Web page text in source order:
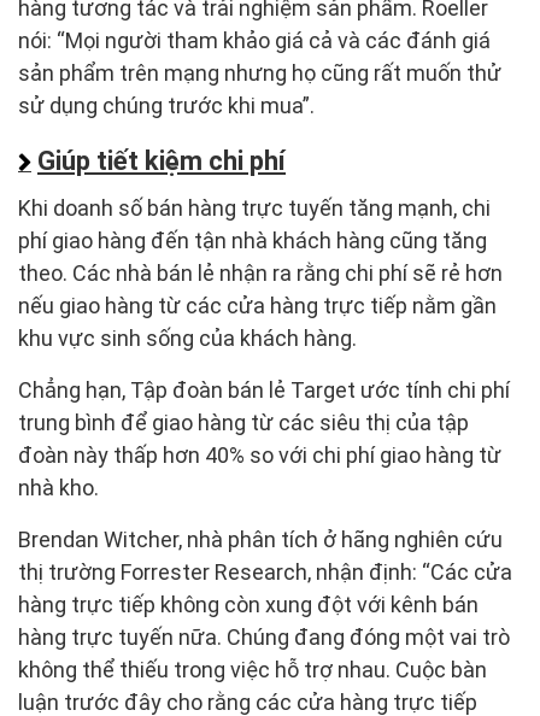
hàng tương tác và trải nghiệm sản phẩm. Roeller
nói: “Mọi người tham khảo giá cả và các đánh giá
sản phẩm trên mạng nhưng họ cũng rất muốn thử
sử dụng chúng trước khi mua”.
Giúp tiết kiệm chi phí
Khi doanh số bán hàng trực tuyến tăng mạnh, chi
phí giao hàng đến tận nhà khách hàng cũng tăng
theo. Các nhà bán lẻ nhận ra rằng chi phí sẽ rẻ hơn
nếu giao hàng từ các cửa hàng trực tiếp nằm gần
khu vực sinh sống của khách hàng.
Chẳng hạn, Tập đoàn bán lẻ Target ước tính chi phí
trung bình để giao hàng từ các siêu thị của tập
đoàn này thấp hơn 40% so với chi phí giao hàng từ
nhà kho.
Brendan Witcher, nhà phân tích ở hãng nghiên cứu
thị trường Forrester Research, nhận định: “Các cửa
hàng trực tiếp không còn xung đột với kênh bán
hàng trực tuyến nữa. Chúng đang đóng một vai trò
không thể thiếu trong việc hỗ trợ nhau. Cuộc bàn
luận trước đây cho rằng các cửa hàng trực tiếp